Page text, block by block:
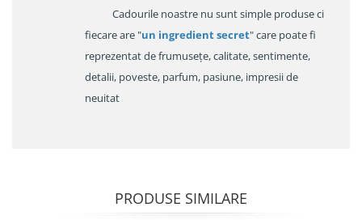
Cadourile noastre nu sunt simple produse ci
fiecare are "un ingredient secret" care poate fi
reprezentat de frumusețe, calitate, sentimente,
detalii, poveste, parfum, pasiune, impresii de
neuitat
PRODUSE SIMILARE